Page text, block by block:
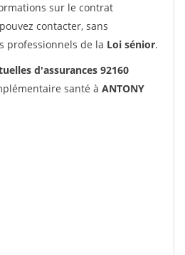
sur le contrat
contacter, sans
professionnels de la Loi sénior.
d'assurances 92160
santé à ANTONY